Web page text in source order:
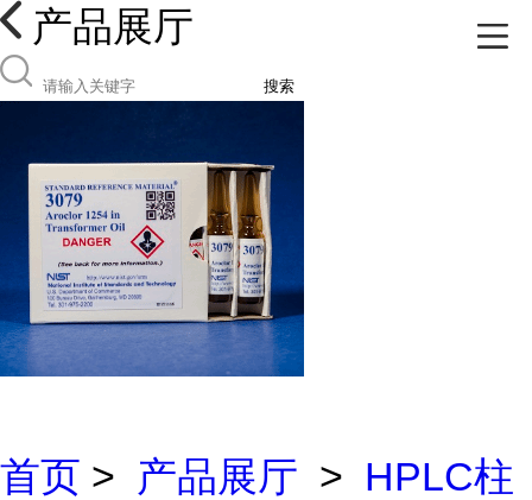
产品展厅
搜索
首页 > 产品展厅 > HPLC柱